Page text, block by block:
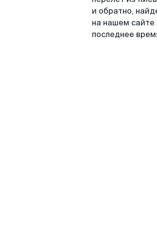
и обратно,
на нашем сайте
последнее